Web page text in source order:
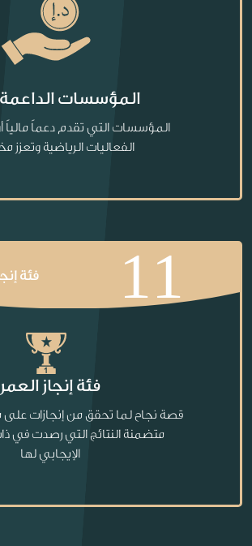
المؤسسات الداعمة
المؤسسات التي تقدم دعماً مالياً أو
الفعاليات الرياضية وتعزز
11 فئة
فئة إنجاز العمر
متضمنة النتائج التي رصدت في ذات
الإيجابي لها